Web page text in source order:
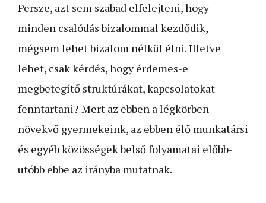
Persze, azt sem szabad elfelejteni, hogy
minden csalódás bizalommal kezdődik,
mégsem lehet bizalom nélkül élni. Illetve
lehet, csak kérdés, hogy érdemes-e
megbetegítő struktúrákat, kapcsolatokat
fenntartani? Mert az ebben a légkörben
növekvő gyermekeink, az ebben élő munkatársi
és egyéb közösségek belső folyamatai előbb-
utóbb ebbe az irányba mutatnak.